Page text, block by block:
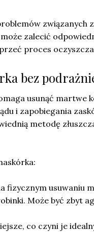
związanych
zalecić
proces
bez
usunąć martwe
i zapobiegania
metodę
fizycznym usuwaniu
Może być zbyt
co czyni je